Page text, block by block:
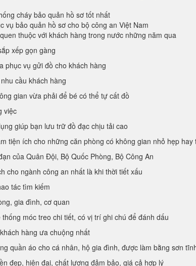
cháy bảo quản hồ sơ tốt nhất
vụ bảo quản hồ sơ cho bộ công an Việt Nam
thuộc với khách hàng trong nước những năm qua
xếp gọn gàng
phục vụ gửi đồ cho khách hàng
cầu khách hàng
gian vừa phải để bé có thể tự cất đồ
việc
giúp bạn lưu trữ đồ đạc chịu tải cao
tiện ích cho những căn phòng có không gian nhỏ hẹp
của Quân Đội, Bộ Quốc Phòng, Bộ Công An
cho ngành công an nhất là khi thời tiết xấu
tác tìm kiếm
gia đình, cơ quan
móc treo chi tiết, có vị trí ghi chú để đánh dấu
hàng ưa chuộng nhất
quần áo cho cá nhân, hộ gia đình, được làm bằng sơn
đẹp, hiện đại, chất lượng đảm bảo, giá cả hợp lý